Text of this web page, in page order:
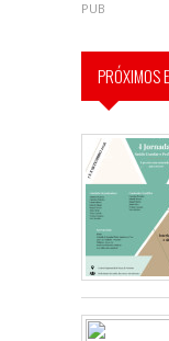
PUB
PRÓXIMOS